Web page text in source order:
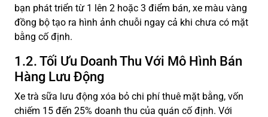
bạn phát triển từ 1 lên 2 hoặc 3 điểm bán, xe màu vàng
đồng bộ tạo ra hình ảnh chuỗi ngay cả khi chưa có mặt
bằng cố định.
1.2. Tối Ưu Doanh Thu Với Mô Hình Bán
Hàng Lưu Động
Xe trà sữa lưu động xóa bỏ chi phí thuê mặt bằng, vốn
chiếm 15 đến 25% doanh thu của quán cố định. Với